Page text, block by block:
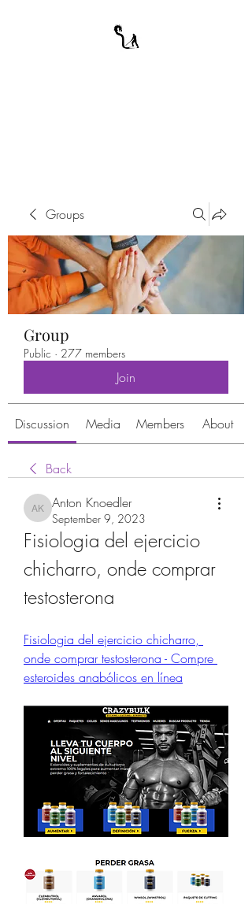
Groups
Group
Public · 277 members
Join
Discussion Media Members About
Back
Anton Knoedler
Anton Knoedler
September 9, 2023
Fisiologia del ejercicio
chicharro, onde comprar
testosterona
Fisiologia del ejercicio chicharro,
onde comprar testosterona - Compre
esteroides anabólicos en línea